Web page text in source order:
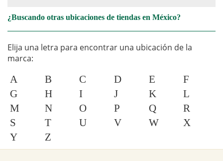
¿Buscando otras ubicaciones de tiendas en México?
Elija una letra para encontrar una ubicación de la
marca:
A B C D E
F
G
H I J K
L
M
N O P Q
R
S
T U V W
X
Y
Z